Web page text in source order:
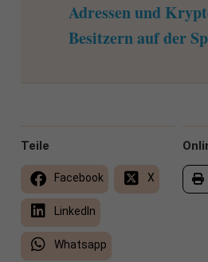
Adressen und
Besitzern auf der
Teile
Facebook X
LinkedIn
Whatsapp